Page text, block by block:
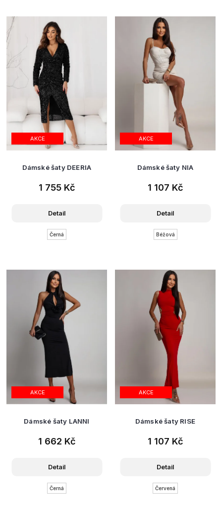
AKCE
Dámské šaty DEERIA
1 755 Kč
Detail
Černá
AKCE
Dámské šaty NIA
1 107 Kč
Detail
Béžová
AKCE
Dámské šaty LANNI
1 662 Kč
Detail
Černá
AKCE
Dámské šaty RISE
1 107 Kč
Detail
Červená